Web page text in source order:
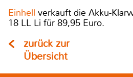
Einhell verkauft die Akku-
18 LL Li für 89,95 Euro.
zurück zur
Übersicht